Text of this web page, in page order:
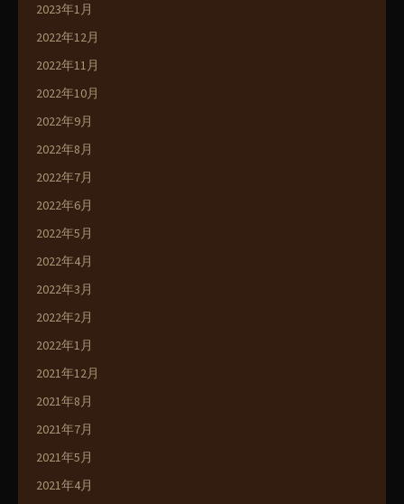
2023年1月
2022年12月
2022年11月
2022年10月
2022年9月
2022年8月
2022年7月
2022年6月
2022年5月
2022年4月
2022年3月
2022年2月
2022年1月
2021年12月
2021年8月
2021年7月
2021年5月
2021年4月